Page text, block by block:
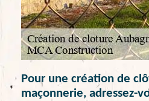
Pour une création de
maçonnerie, adressez-